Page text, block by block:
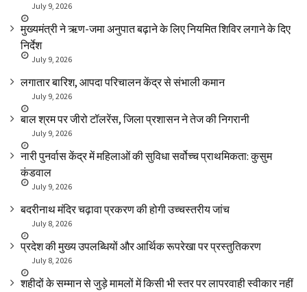
July 9, 2026
मुख्यमंत्री ने ऋण-जमा अनुपात बढ़ाने के लिए नियमित शिविर लगाने के दिए
निर्देश
July 9, 2026
लगातार बारिश, आपदा परिचालन केंद्र से संभाली कमान
July 9, 2026
बाल श्रम पर जीरो टॉलरेंस, जिला प्रशासन ने तेज की निगरानी
July 9, 2026
नारी पुनर्वास केंद्र में महिलाओं की सुविधा सर्वोच्च प्राथमिकता: कुसुम
कंडवाल
July 9, 2026
बदरीनाथ मंदिर चढ़ावा प्रकरण की होगी उच्चस्तरीय जांच
July 8, 2026
प्रदेश की मुख्य उपलब्धियों और आर्थिक रूपरेखा पर प्रस्तुतिकरण
July 8, 2026
शहीदों के सम्मान से जुड़े मामलों में किसी भी स्तर पर लापरवाही स्वीकार नहीं